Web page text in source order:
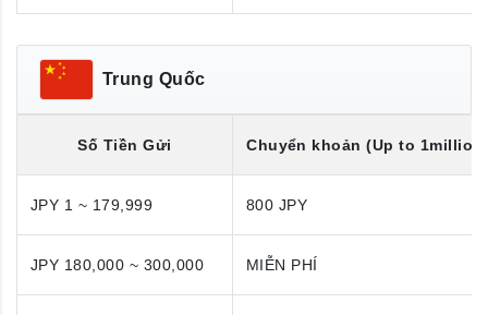
Trung Quốc
Số Tiền Gửi Chuyển khoản (Up to 1million
JPY 1 ~ 179,999 800 JPY
JPY 180,000 ~ 300,000 MIỄN PHÍ